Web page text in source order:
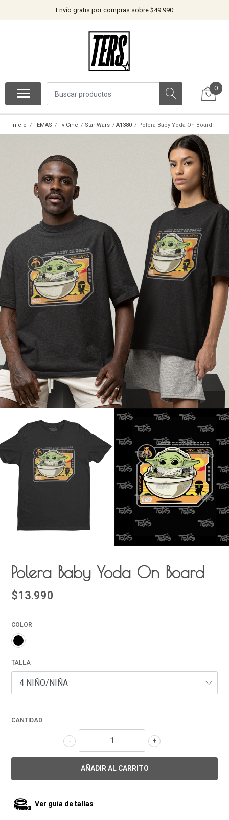
Envío gratis por compras sobre $49.990
0
Inicio TEMAS Tv Cine Star Wars A1380 Polera Baby Yoda On Board
Polera Baby Yoda On Board
$13.990
COLOR
TALLA
CANTIDAD
+
-
Ver guía de tallas